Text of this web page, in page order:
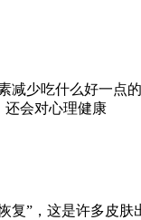
减少吃什么好一点
还会对心理健康
复”，这是许多皮